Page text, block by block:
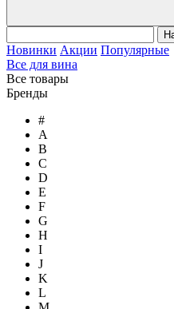
Новинки Акции Популярные
Все для вина
Все товары
Бренды
#
A
B
C
D
E
F
G
H
I
J
K
L